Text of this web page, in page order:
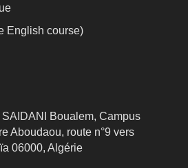
English course)
Boualem, Campus
Aboudaou, route n°9 vers
06000, Algérie